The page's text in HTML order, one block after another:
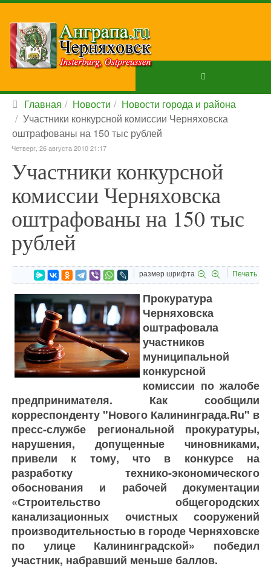
Главная Новости
Новости города и района
Участники конкурсной комиссии Черняховска
оштрафованы на 150 тыс рублей
Четверг, 26 августа 2010 21:17
Участники конкурсной
комиссии Черняховска
оштрафованы на 150 тыс
рублей
размер шрифта Печать
Прокуратура
Черняховска
оштрафовала
участников
муниципальной
конкурсной
комиссии по жалобе
предпринимателя. Как сообщили
корреспонденту "Нового Калининграда.Ru" в
пресс-службе региональной прокуратуры,
нарушения, допущенные чиновниками,
привели к тому, что в конкурсе на
разработку технико-экономического
обоснования и рабочей документации
«Строительство общегородских
канализационных очистных сооружений
производительностью в городе Черняховске
по улице Калининградской» победил
участник, набравший меньше баллов.